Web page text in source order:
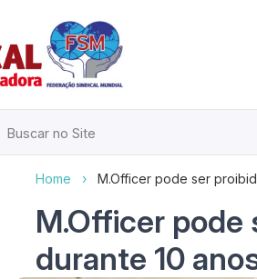
Home › M.Officer pode ser
M.Officer pode
durante 10